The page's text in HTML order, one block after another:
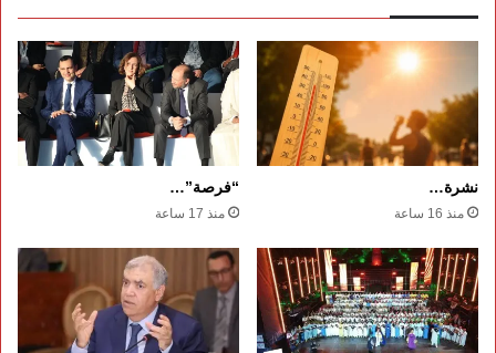
نشرة…
منذ 16 ساعة
“فرصة”…
منذ 17 ساعة